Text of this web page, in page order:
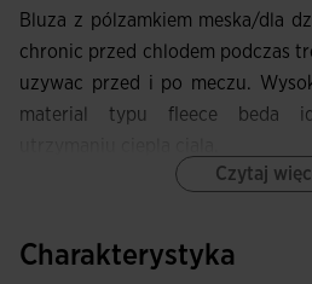
Bluza z pólzamkiem meska/dla
chronic przed chlodem podczas
uzywac przed i po meczu.
material typu fleece beda
szyja. Ponadto posiada
Czytaj
Charakterystyka